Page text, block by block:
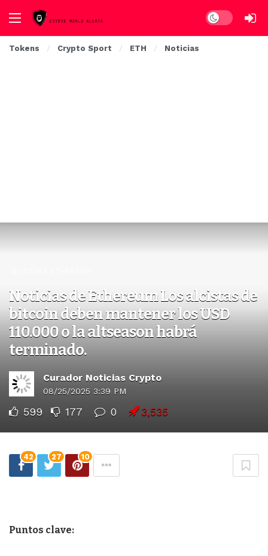
Dark mode
Tokens Crypto Sport ETH Noticias
Noticias de Ethereum Los alcistas de
bitcoin deben mantener los USD
110.000 o la altseason habrá
terminado.
Curador Noticias Crypto
08/25/2025 3:39 PM
599 177 0 3,535
42 27 10
Puntos clave: